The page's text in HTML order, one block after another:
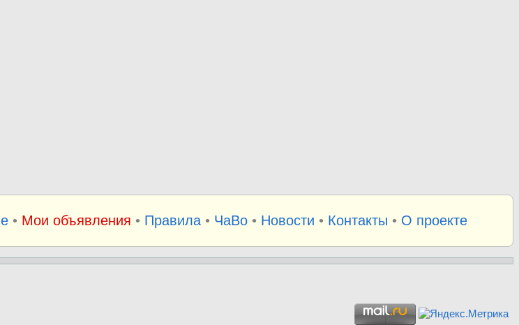
• Мои объявления • Правила• ЧаВо• Новости • Контакты • О проекте